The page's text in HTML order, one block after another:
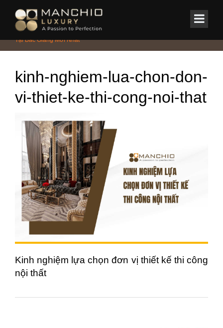
Home/Tin Tức & Sự Kiện/Bảng Giá Thiết Kế Và Thi Công Nội Thất
Tại Bắc Giang Mới Nhất
kinh-nghiem-lua-chon-don-
vi-thiet-ke-thi-cong-noi-that
Kinh nghiệm lựa chọn đơn vị thiết kế thi công
nội thất